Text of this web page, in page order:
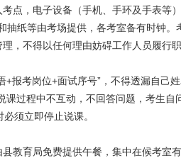
点，电子设备（手机、手环及手表等
纸等由考场提供，各考室备有时钟。
，不得以任何理由妨碍工作人员履行
报考岗位+面试序号”，不得透漏自己
过程中不互动，不回答问题，考生
须立即停止说课。
教育局免费提供午餐，集中在候考室